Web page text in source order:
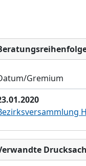
Gremium